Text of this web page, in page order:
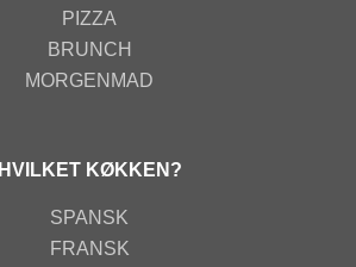
PIZZA
BRUNCH
MORGENMAD
HVILKET KØKKEN?
SPANSK
FRANSK